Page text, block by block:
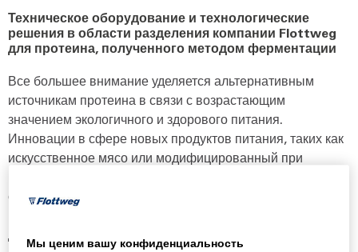
Техническое оборудование и технологические
решения в области разделения компании Flottweg
для протеина, полученного методом ферментации
Все большее внимание уделяется альтернативным
источникам протеина в связи с возрастающим
значением экологичного и здорового питания.
Инновации в сфере новых продуктов питания, таких как
искусственное мясо или модифицированный при
собой ориентированные на будущее и перспективные
Мы ценим вашу конфиденциальность